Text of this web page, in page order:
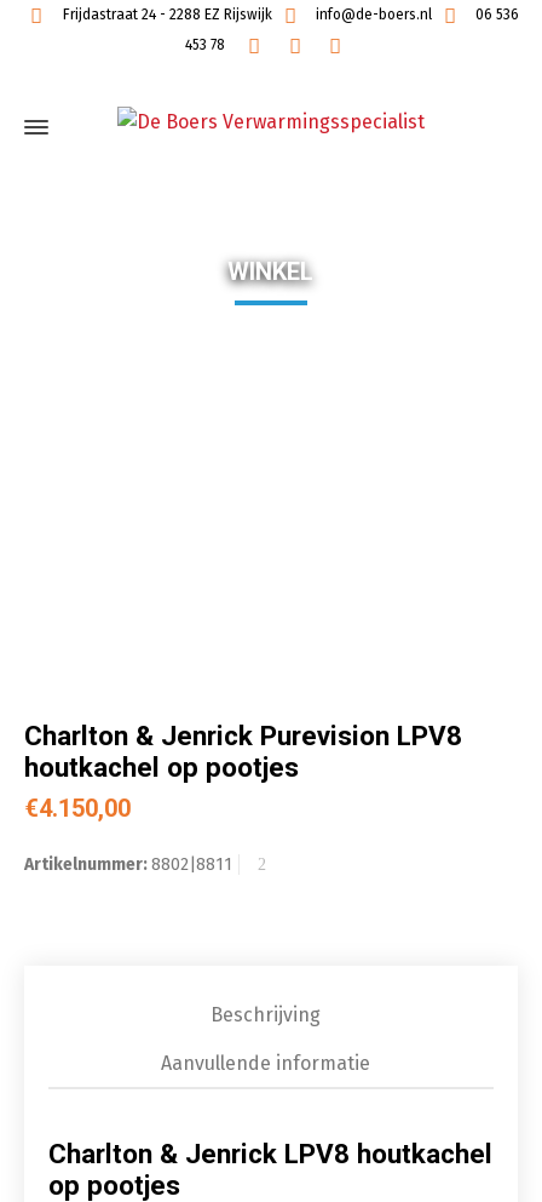
Frijdastraat 24 - 2288 EZ Rijswijk info@de-boers.nl
06 536
453 78
WINKEL
Charlton & Jenrick Purevision LPV8
houtkachel op pootjes
€4.150,00
Artikelnummer:8802|8811
Beschrijving
Aanvullende informatie
Charlton & Jenrick LPV8 houtkachel
op pootjes